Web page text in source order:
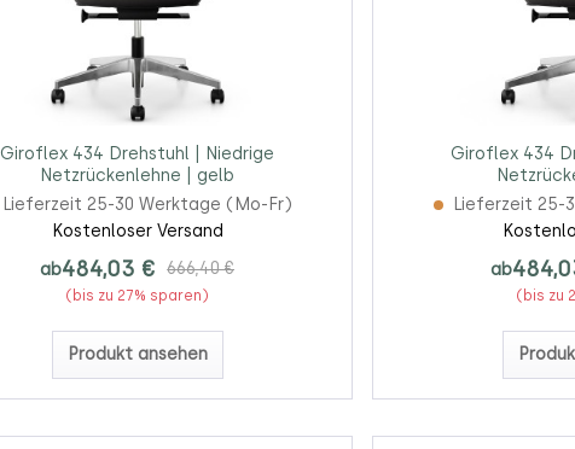
Giroflex 434 Drehstuhl | Niedrige
Netzrückenlehne | gelb
Lieferzeit 25-30 Werktage (Mo-Fr)
Kostenloser Versand
ab484,03 € 666,40 €
(bis zu 27% sparen)
Produkt ansehen
Giroflex 434
Lieferzeit 25-
ab
(bis zu